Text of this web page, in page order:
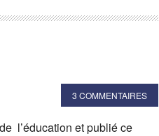
3 COMMENTAIRES
l’éducation et publié ce